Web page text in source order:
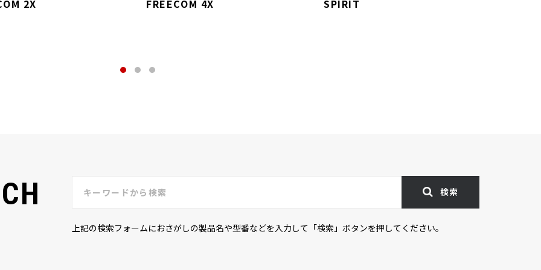
2X FREECOM 4X SPIRIT
検索
上記の検索フォームにおさがしの製品名や型番などを入力して「検索」ボタンを押してください。